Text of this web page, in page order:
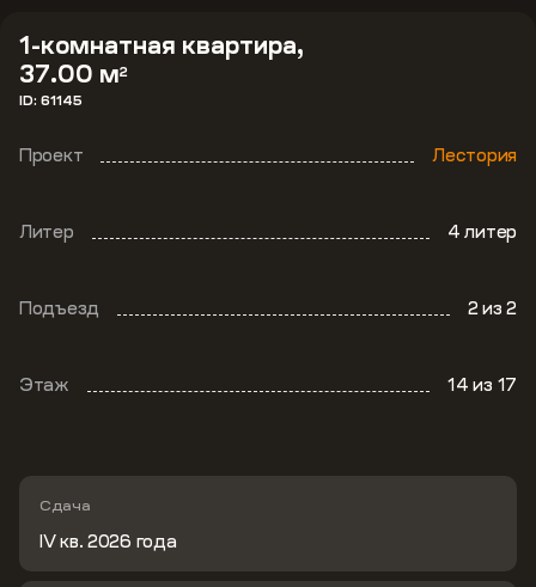
1-комнатная квартира,
37.00 м2
ID: 61145
Проект Лестория
Литер 4 литер
Подъезд 2из 2
Этаж 14из 17
Сдача
IV кв. 2026 года